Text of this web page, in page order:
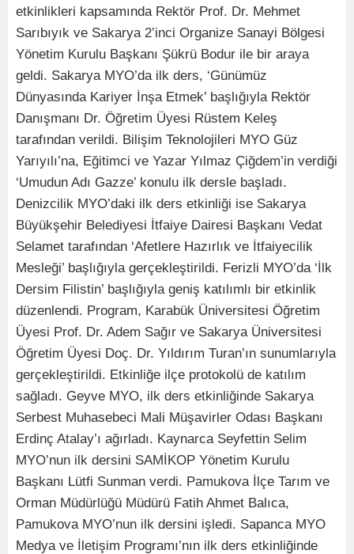
etkinlikleri kapsamında Rektör Prof. Dr. Mehmet
Sarıbıyık ve Sakarya 2’inci Organize Sanayi Bölgesi
Yönetim Kurulu Başkanı Şükrü Bodur ile bir araya
geldi. Sakarya MYO’da ilk ders, ‘Günümüz
Dünyasında Kariyer İnşa Etmek’ başlığıyla Rektör
Danışmanı Dr. Öğretim Üyesi Rüstem Keleş
tarafından verildi. Bilişim Teknolojileri MYO Güz
Yarıyılı’na, Eğitimci ve Yazar Yılmaz Çiğdem’in verdiği
‘Umudun Adı Gazze’ konulu ilk dersle başladı.
Denizcilik MYO’daki ilk ders etkinliği ise Sakarya
Büyükşehir Belediyesi İtfaiye Dairesi Başkanı Vedat
Selamet tarafından ‘Afetlere Hazırlık ve İtfaiyecilik
Mesleği’ başlığıyla gerçekleştirildi. Ferizli MYO’da ‘İlk
Dersim Filistin’ başlığıyla geniş katılımlı bir etkinlik
düzenlendi. Program, Karabük Üniversitesi Öğretim
Üyesi Prof. Dr. Adem Sağır ve Sakarya Üniversitesi
Öğretim Üyesi Doç. Dr. Yıldırım Turan’ın sunumlarıyla
gerçekleştirildi. Etkinliğe ilçe protokolü de katılım
sağladı. Geyve MYO, ilk ders etkinliğinde Sakarya
Serbest Muhasebeci Mali Müşavirler Odası Başkanı
Erdinç Atalay’ı ağırladı. Kaynarca Seyfettin Selim
MYO’nun ilk dersini SAMİKOP Yönetim Kurulu
Başkanı Lütfi Sunman verdi. Pamukova İlçe Tarım ve
Orman Müdürlüğü Müdürü Fatih Ahmet Balıca,
Pamukova MYO’nun ilk dersini işledi. Sapanca MYO
Medya ve İletişim Programı’nın ilk ders etkinliğinde